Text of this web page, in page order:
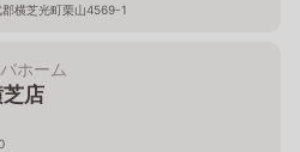
横芝光町栗山4569-1
ホーム
店